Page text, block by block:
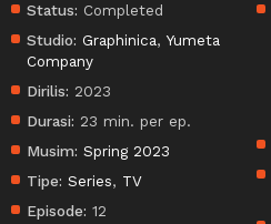
Status: Completed
Studio: Graphinica, Yumeta
Company
Dirilis: 2023
Durasi: 23 min. per ep.
Musim: Spring 2023
Tipe: Series, TV
Episode: 12